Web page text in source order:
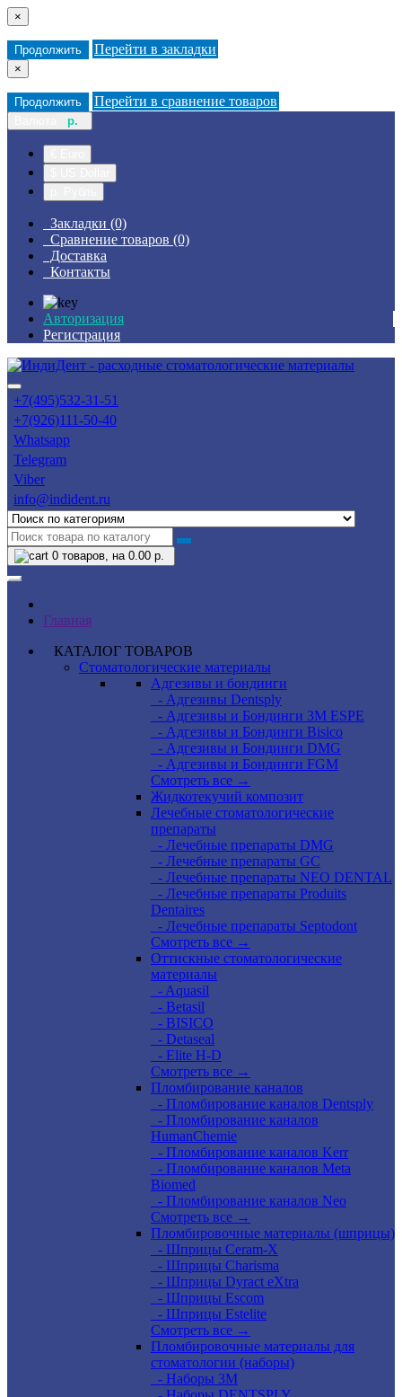
×
Продолжить Перейти в закладки
×
Продолжить Перейти в сравнение товаров
р.
Закладки (0)
Сравнение товаров (0)
Доставка
Контакты
Авторизация
Регистрация
+7(495)532-31-51
+7(926)111-50-40
Whatsapp
Telegram
Viber
info@indident.ru
0 товаров, на 0.00 р.
Главная
КАТАЛОГ ТОВАРОВ
Стоматологические материалы
Адгезивы и бондинги
- Адгезивы Dentsply
- Адгезивы и Бондинги 3M ESPE
- Адгезивы и Бондинги Bisico
- Адгезивы и Бондинги DMG
- Адгезивы и Бондинги FGM
Смотреть все →
Жидкотекучий композит
Лечебные стоматологические
препараты
- Лечебные препараты DMG
- Лечебные препараты GC
- Лечебные препараты NEO DENTAL
- Лечебные препараты Produits
Dentaires
- Лечебные препараты Septodont
Смотреть все →
Оттискные стоматологические
материалы
- Aquasil
- Betasil
- BISICO
- Detaseal
- Elite H-D
Смотреть все →
Пломбирование каналов
- Пломбирование каналов Dentsply
- Пломбирование каналов
HumanChemie
- Пломбирование каналов Kerr
- Пломбирование каналов Meta
Biomed
- Пломбирование каналов Neo
Смотреть все →
Пломбировочные материалы (шприцы)
- Шприцы Ceram-X
- Шприцы Charisma
- Шприцы Dyract eXtra
- Шприцы Escom
- Шприцы Estelite
Смотреть все →
Пломбировочные материалы для
стоматологии (наборы)
- Наборы 3М